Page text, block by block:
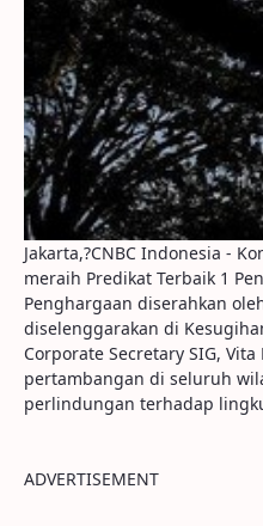
Jakarta,?CNBC Indonesia -
meraih Predikat Terbaik 1
Penghargaan diserahkan
diselenggarakan di
Corporate Secretary SIG,
pertambangan di seluruh
perlindungan terhadap
ADVERTISEMENT